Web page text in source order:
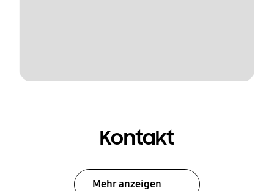
Kontakt
Mehr anzeigen